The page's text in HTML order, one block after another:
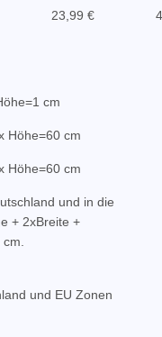
23,99 €
cm
Höhe=60 cm
Höhe=60 cm
und in die
+ 2xBreite +
und EU Zonen